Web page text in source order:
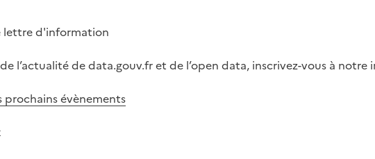
lettre d'information
l’actualité de data.gouv.fr et de l’open data, inscrivez-vous à
prochains évènements